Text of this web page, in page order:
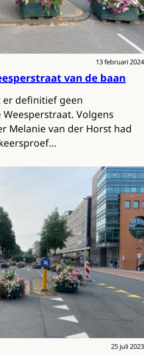
13 februari 2024
van de baan
definitief geen
Volgens
Melanie van der Horst had
25 juli 2023